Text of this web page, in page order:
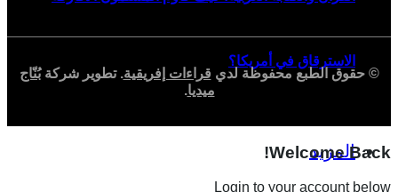
الاسترقاق في أمريكا؟
المزيد
© حقوق الطبع محفوظة لدي قراءات إفريقية. تطوير شركةبُنّاج
ميديا.
Welcome Back!
Login to your account below